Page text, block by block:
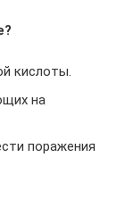
кислоты.
на
поражения